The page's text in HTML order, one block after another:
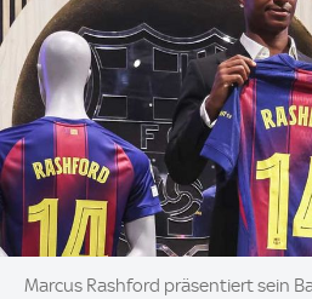
Image:
Marcus Rashford präsentiert sein